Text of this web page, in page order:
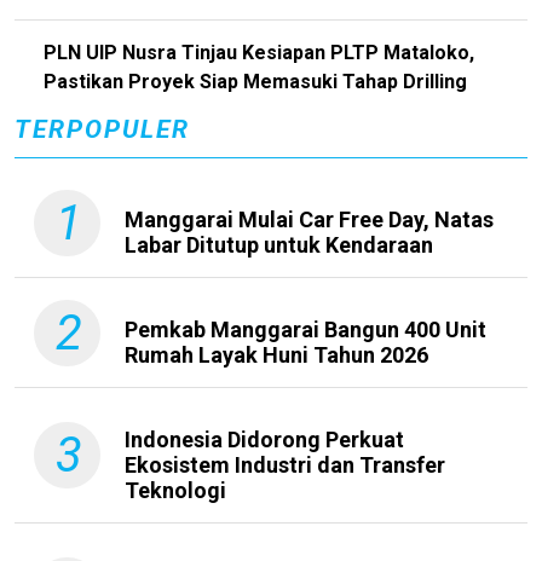
PLN UIP Nusra Tinjau Kesiapan PLTP Mataloko,
Pastikan Proyek Siap Memasuki Tahap Drilling
TERPOPULER
1
Manggarai Mulai Car Free Day, Natas
Labar Ditutup untuk Kendaraan
2
Pemkab Manggarai Bangun 400 Unit
Rumah Layak Huni Tahun 2026
3
Indonesia Didorong Perkuat
Ekosistem Industri dan Transfer
Teknologi